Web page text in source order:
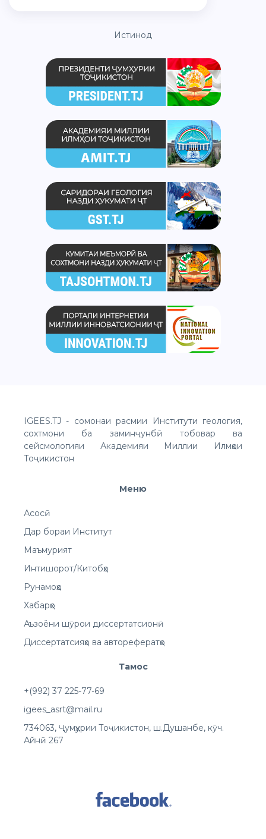
Истинод
IGEES.TJ - сомонаи расмии Институти геология,
сохтмони ба заминҷунбӣ тобовар ва
сейсмологияи Академияи Миллии Илмҳои
Тоҷикистон
Меню
Асосӣ
Дар бораи Институт
Маъмурият
Интишорот/Китобҳо
Рунамоҳо
Хабарҳо
Аъзоёни шӯрои диссертатсионӣ
Диссертатсияҳо ва авторефератҳо
Тамос
+(992) 37 225-77-69
igees_asrt@mail.ru
734063, Ҷумҳурии Тоҷикистон, ш.Душанбе, кӯч.
Айнӣ 267